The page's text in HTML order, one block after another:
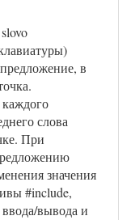
в
слова
При
значения
#include,
вывода и